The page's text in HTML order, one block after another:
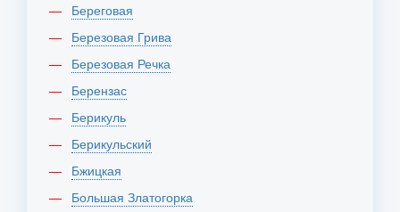
Береговая
Березовая Грива
Березовая Речка
Берензас
Берикуль
Берикульский
Бжицкая
Большая Златогорка